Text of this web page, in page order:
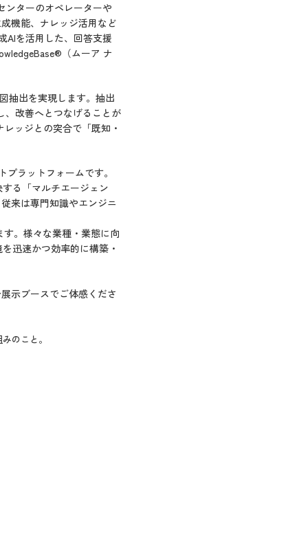
ンターのオペレーターや
機能、ナレッジ活用など
AIを活用した、回答支援
® （ムーア ナ
抽出を実現します。抽出
、改善へとつなげることが
ッジとの突合で「既知・
ラットフォームです。
る「マルチエージェン
来は専門知識やエンジニ
。様々な業種・業態に向
迅速かつ効率的に構築・
示ブースでご体感くださ
のこと。